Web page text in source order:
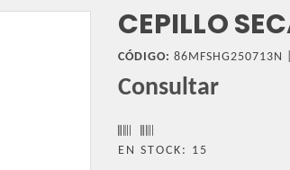
CEPILLO
CÓDIGO: 86MFSHG250713N |
Consultar
EN STOCK: 15